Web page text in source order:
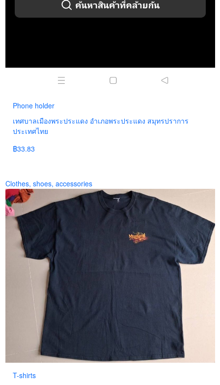
Phone holder
เทศบาลเมืองพระประแดง อำเภอพระประแดง สมุทรปราการ
ประเทศไทย
฿33.83
Clothes, shoes, accessories
T-shirts